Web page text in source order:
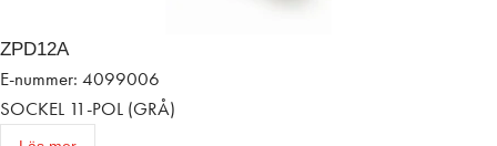
ZPD12A
E-nummer: 4099006
SOCKEL 11-POL (GRÅ)